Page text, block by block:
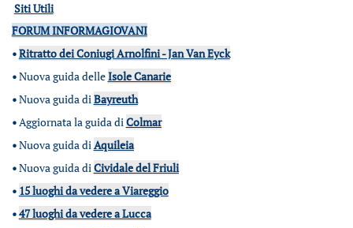
Siti Utili
FORUM INFORMAGIOVANI
•Ritratto dei Coniugi Arnolfini - Jan Van Eyck
•Nuova guida delleIsole Canarie
•Nuova guida diBayreuth
•Aggiornata la guida diColmar
•Nuova guida diAquileia
•Nuova guida diCividale del Friuli
• 15 luoghi da vedere a Viareggio
•47 luoghi da vedere a Lucca